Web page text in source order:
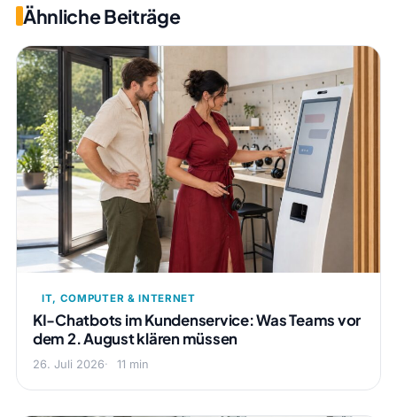
Ähnliche Beiträge
IT, COMPUTER & INTERNET
KI-Chatbots im Kundenservice: Was Teams vor
dem 2. August klären müssen
26. Juli 2026 11 min